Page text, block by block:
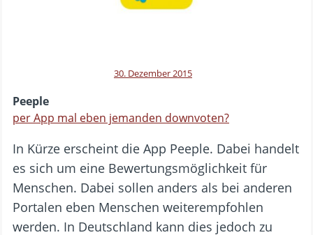
30. Dezember 2015
Peeple
per App mal eben jemanden downvoten?
In Kürze erscheint die App Peeple. Dabei handelt
es sich um eine Bewertungsmöglichkeit für
Menschen. Dabei sollen anders als bei anderen
Portalen eben Menschen weiterempfohlen
werden. In Deutschland kann dies jedoch zu